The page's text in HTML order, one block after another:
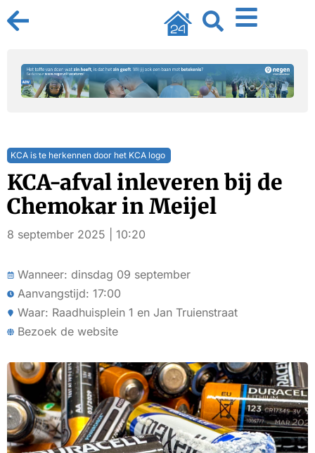
KCA is te herkennen door het KCA logo
KCA-afval inleveren bij de
Chemokar in Meijel
8 september 2025 | 10:20
Wanneer: dinsdag 09 september
Aanvangstijd: 17:00
Waar: Raadhuisplein 1 en Jan Truienstraat
Bezoek de website